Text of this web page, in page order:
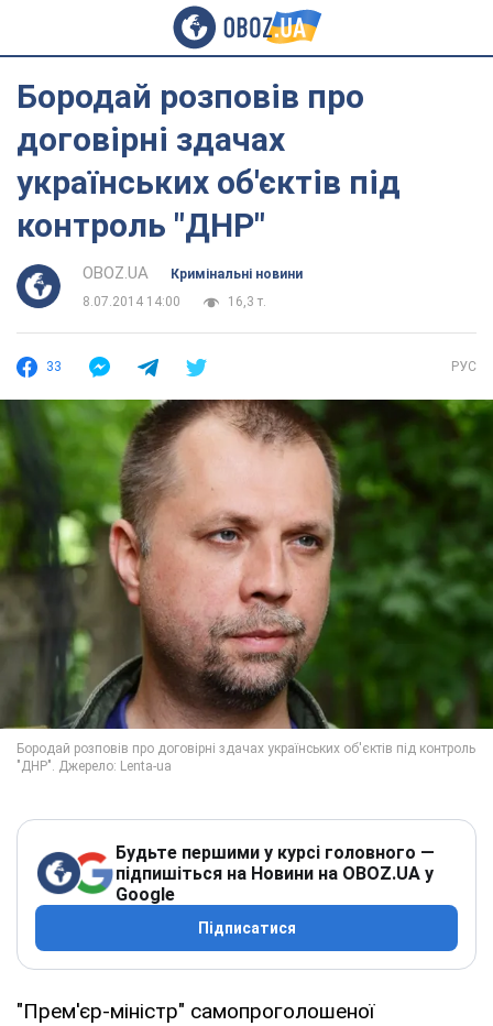
Бородай розповів про
договірні здачах
українських об'єктів під
контроль "ДНР"
OBOZ.UA
Кримінальні новини
8.07.2014 14:00
16,3 т.
33 РУС
Будьте першими у курсі головного —
підпишіться на Новини на OBOZ.UA у
Google
Підписатися
"Прем'єр-міністр" самопроголошеної